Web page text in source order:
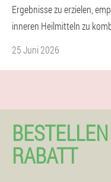
Ergebnisse zu erzielen,
inneren Heilmitteln zu
25 Juni 2026
RABATT